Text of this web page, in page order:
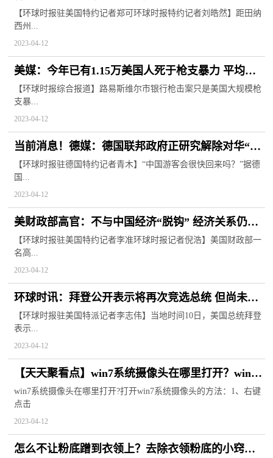
规模枪击
【环球时报驻美国特约记者郑可环球时报特约记者刘皓然】距田纳
西州...
2023-04-12
美媒：今年已有1.15万美国人死于枪支暴力 平均每
天约115人|全球微速讯
【环球时报综合报道】路易斯维尔市银行枪击案只是美国大规模枪
支暴...
2023-04-12
当前消息！德媒：德国联邦政府正研究解除对华“旅
游禁令”
【环球时报驻德国特约记者青木】“中国游客会很快回来吗？”据德
国...
2023-04-12
美财政部高官：不与中国经济“脱钩” 经济关系仍有
很大空间
【环球时报驻美国特约记者李准环球时报记者倪浩】美国财政部一
名高...
2023-04-12
环球时讯：拜登公开表示将再次竞选总统 但尚未准
备好发表正式声明
【环球时报驻美国特派记者李志伟】当地时间10日，美国总统拜登
表示...
2023-04-12
【天天聚看点】win7系统摄像头在哪里打开？win7
系统摄像头反的怎么设置？
win7系统摄像头在哪里打开?打开win7系统摄像头的方法：1、右键
点击
2023-04-12
怎么不让粉底蹭到衣领上？去除衣领粉底的小窍门